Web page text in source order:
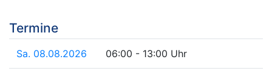
Termine
Sa. 08.08.2026 06:00 - 13:00 Uhr